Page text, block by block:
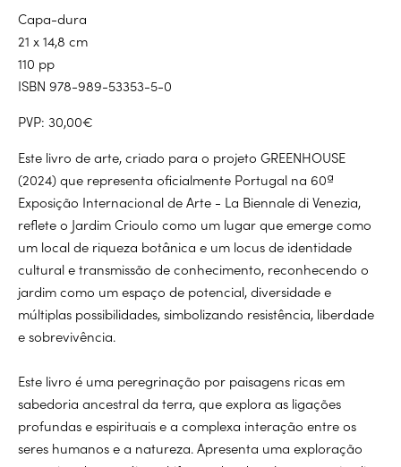
Capa-dura
21 x 14,8 cm
110 pp
ISBN 978-989-53353-5-0
PVP: 30,00€
Este livro de arte, criado para o projeto GREENHOUSE
(2024) que representa oficialmente Portugal na 60ª
Exposição Internacional de Arte - La Biennale di Venezia,
reflete o Jardim Crioulo como um lugar que emerge como
um local de riqueza botânica e um locus de identidade
cultural e transmissão de conhecimento, reconhecendo o
jardim como um espaço de potencial, diversidade e
múltiplas possibilidades, simbolizando resistência, liberdade
e sobrevivência.
Este livro é uma peregrinação por paisagens ricas em
sabedoria ancestral da terra, que explora as ligações
profundas e espirituais e a complexa interação entre os
seres humanos e a natureza. Apresenta uma exploração